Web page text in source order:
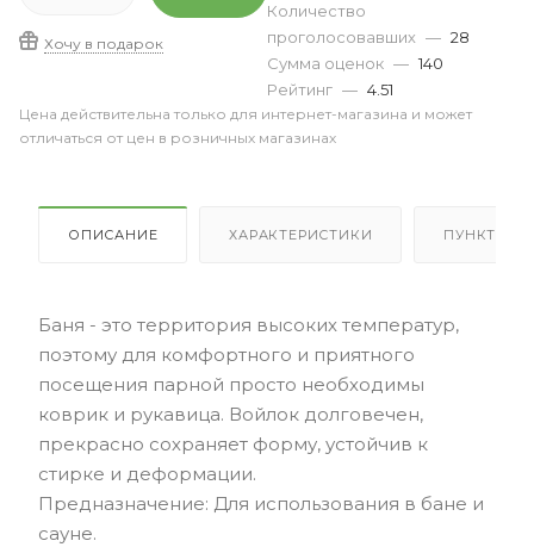
Хочу в подарок
Количество
проголосовавших — 28
Сумма оценок — 140
Рейтинг — 4.51
Цена действительна только для интернет-магазина и может
отличаться от цен в розничных магазинах
ОПИСАНИЕ ХАРАКТЕРИСТИКИ ПУНКТЫ
Баня - это территория высоких температур,
поэтому для комфортного и приятного
посещения парной просто необходимы
коврик и рукавица. Войлок долговечен,
прекрасно сохраняет форму, устойчив к
стирке и деформации.
Предназначение: Для использования в бане и
сауне.